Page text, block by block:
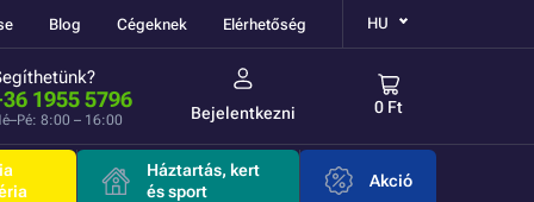
Blog Cégeknek Elérhetőség HU
1955 5796
8:00 – 16:00 Bejelentkezni 0 Ft
Háztartás, kert
és sport
Akció